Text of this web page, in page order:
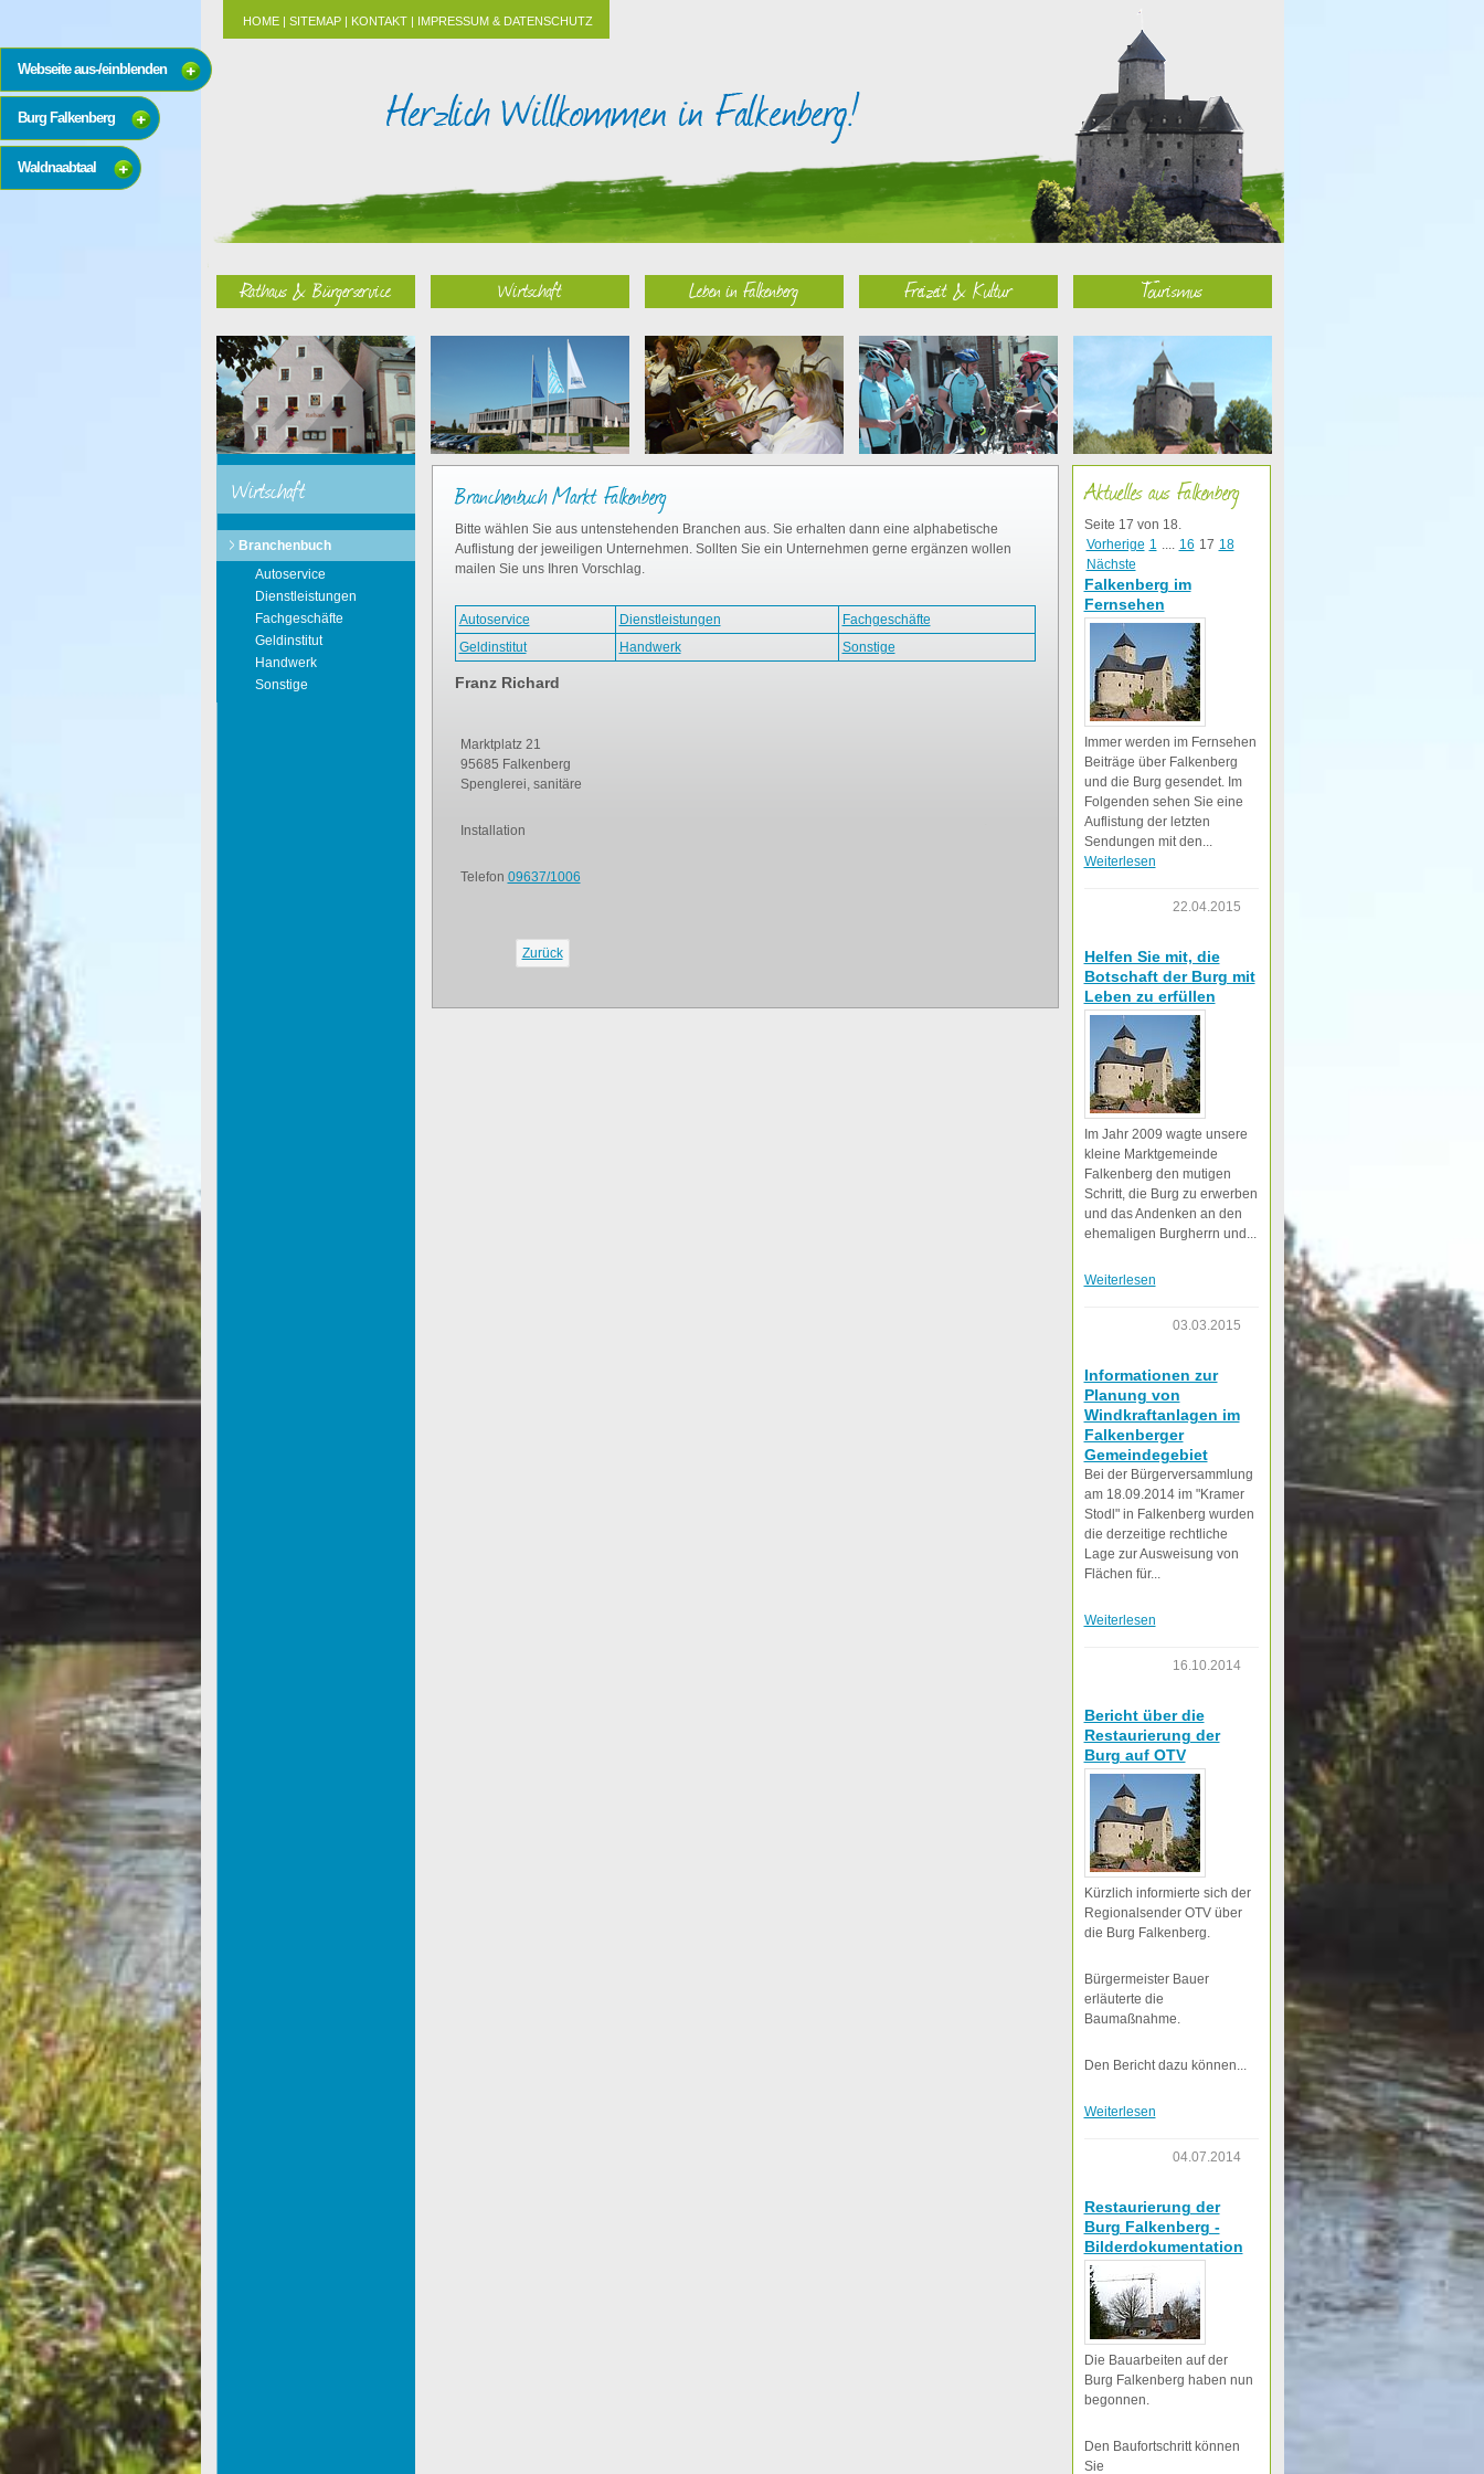
HOME| SITEMAP| KONTAKT| IMPRESSUM & DATENSCHUTZ
Rathaus & Bürgerservice Wirtschaft Leben in Falkenberg Freizeit & Kultur Tourismus
Wirtschaft
Branchenbuch
Autoservice
Dienstleistungen
Fachgeschäfte
Geldinstitut
Handwerk
Sonstige
Branchenbuch Markt Falkenberg
Bitte wählen Sie aus untenstehenden Branchen aus. Sie erhalten dann eine alphabetische
Auflistung der jeweiligen Unternehmen. Sollten Sie ein Unternehmen gerne ergänzen wollen
mailen Sie uns Ihren Vorschlag.
Autoservice Dienstleistungen
Fachgeschäfte
Geldinstitut
Handwerk Sonstige
Franz Richard
Marktplatz 21
95685 Falkenberg
Spenglerei, sanitäre
Installation
Telefon 09637/1006
Zurück
Aktuelles aus Falkenberg
Seite 17 von 18.
Vorherige 1 .... 16 17 18
Nächste
Falkenberg im
Fernsehen
Immer werden im Fernsehen
Beiträge über Falkenberg
und die Burg gesendet. Im
Folgenden sehen Sie eine
Auflistung der letzten
Sendungen mit den...
Weiterlesen
22.04.2015
Helfen Sie mit, die
Botschaft der Burg mit
Leben zu erfüllen
Im Jahr 2009 wagte unsere
kleine Marktgemeinde
Falkenberg den mutigen
Schritt, die Burg zu erwerben
und das Andenken an den
ehemaligen Burgherrn und...
Weiterlesen
03.03.2015
Informationen zur
Planung von
Windkraftanlagen im
Falkenberger
Gemeindegebiet
Bei der Bürgerversammlung
am 18.09.2014 im "Kramer
Stodl" in Falkenberg wurden
die derzeitige rechtliche
Lage zur Ausweisung von
Flächen für...
Weiterlesen
16.10.2014
Bericht über die
Restaurierung der
Burg auf OTV
Kürzlich informierte sich der
Regionalsender OTV über
die Burg Falkenberg.
Bürgermeister Bauer
erläuterte die
Baumaßnahme.
Den Bericht dazu können...
Weiterlesen
04.07.2014
Restaurierung der
Burg Falkenberg -
Bilderdokumentation
Die Bauarbeiten auf der
Burg Falkenberg haben nun
begonnen.
Den Baufortschritt können
Sie
Webseite aus-/einblenden
Burg Falkenberg
Waldnaabtaal